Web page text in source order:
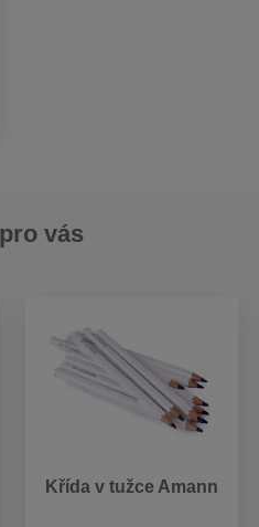
vás
Křída v tužce Amann